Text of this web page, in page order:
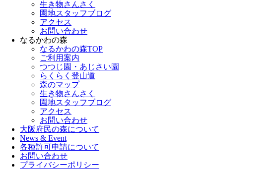
生き物さんさく
園地スタッフブログ
アクセス
お問い合わせ
なるかわの森
なるかわの森TOP
ご利用案内
つつじ園・あじさい園
らくらく登山道
森のマップ
生き物さんさく
園地スタッフブログ
アクセス
お問い合わせ
大阪府民の森について
News & Event
各種許可申請について
お問い合わせ
プライバシーポリシー